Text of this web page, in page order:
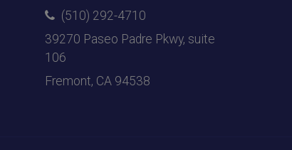
(510) 292-4710
39270 Paseo Padre Pkwy, suite
106
Fremont, CA 94538